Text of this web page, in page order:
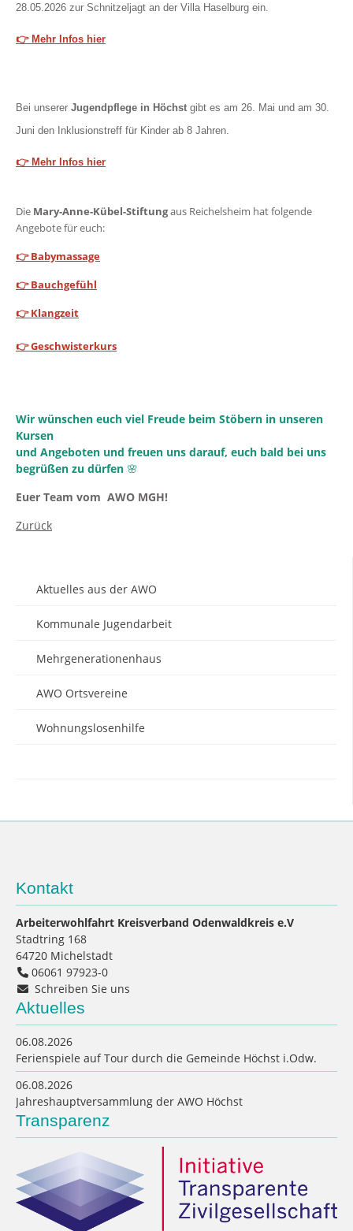
28.05.2026 zur Schnitzeljagt an der Villa Haselburg ein.
👉 Mehr Infos hier
Bei unserer Jugendpflege in Höchst gibt es am 26. Mai und am 30.
Juni den Inklusionstreff für Kinder ab 8 Jahren.
👉 Mehr Infos hier
Die Mary-Anne-Kübel-Stiftungaus Reichelsheim hat folgende
Angebote für euch:
👉Babymassage
👉Bauchgefühl
👉Klangzeit
👉 Geschwisterkurs
Wir wünschen euch viel Freude beim Stöbern in unseren
Kursen
und Angeboten und freuen uns darauf, euch bald bei uns
begrüßen zu dürfen 🌸
Euer Team vom AWO MGH!
Zurück
Aktuelles aus der AWO
Kommunale Jugendarbeit
Mehrgenerationenhaus
AWO Ortsvereine
Wohnungslosenhilfe
Kontakt
Arbeiterwohlfahrt Kreisverband Odenwaldkreis e.V
Stadtring 168
64720 Michelstadt
06061 97923-0
Schreiben Sie uns
Aktuelles
06.08.2026
Ferienspiele auf Tour durch die Gemeinde Höchst i.Odw.
06.08.2026
Jahreshauptversammlung der AWO Höchst
Transparenz